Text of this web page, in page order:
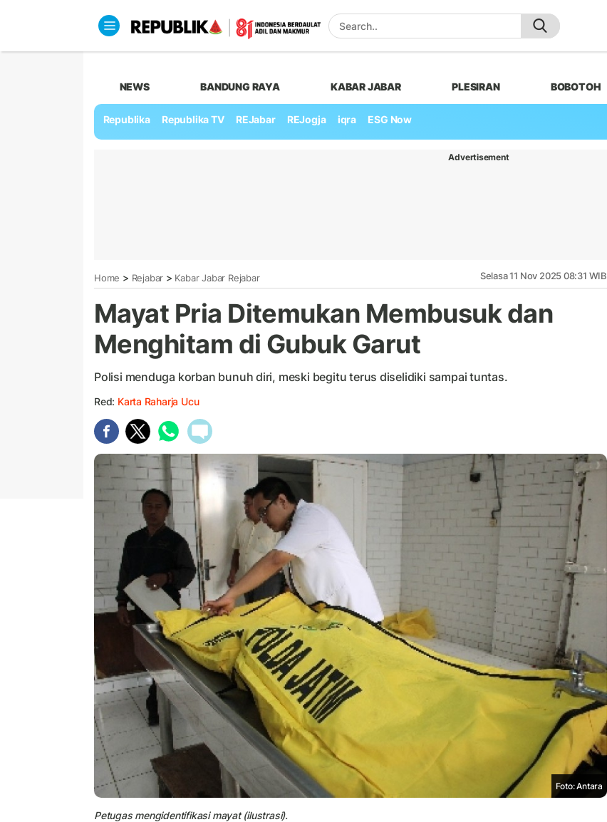
NEWS BANDUNG RAYA KABAR JABAR PLESIRAN BOBOTOH
Republika Republika TV REJabar REJogja iqra ESG Now
Advertisement
Home > Rejabar > Kabar Jabar Rejabar Selasa 11 Nov 2025 08:31 WIB
Mayat Pria Ditemukan Membusuk dan
Menghitam di Gubuk Garut
Polisi menduga korban bunuh diri, meski begitu terus diselidiki sampai tuntas.
Red: Karta Raharja Ucu
Foto: Antara
Petugas mengidentifikasi mayat (ilustrasi).